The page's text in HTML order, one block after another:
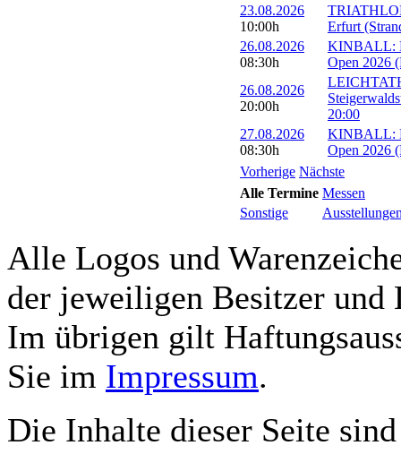
23.08.2026
10:00h
Erfurt
26.08.2026
08:30h
KINBALL:
Open 2026
26.08.2026
20:00h
20:00
27.08.2026
08:30h
KINBALL:
Open 2026
Vorherige Nächste
Alle Termine Messen
Sonstige
Alle Logos und
der jeweiligen Besitzer und
Im übrigen gilt
Sie im Impressum.
Die Inhalte dieser Seite